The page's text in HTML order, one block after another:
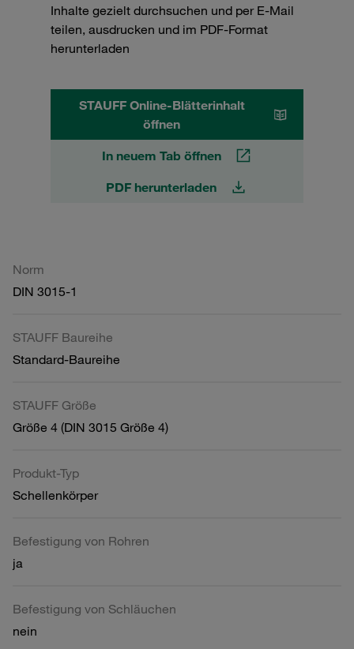
Inhalte gezielt durchsuchen und per E-Mail
teilen, ausdrucken und im PDF-Format
herunterladen
STAUFF Online-Blätterinhalt
öffnen
In neuem Tab öffnen
PDF herunterladen
Norm
DIN 3015-1
STAUFF Baureihe
Standard-Baureihe
STAUFF Größe
Größe 4 (DIN 3015 Größe 4)
Produkt-Typ
Schellenkörper
Befestigung von Rohren
ja
Befestigung von Schläuchen
nein